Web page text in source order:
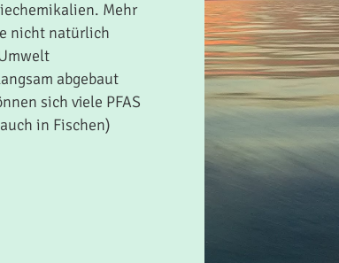
Mehr
nicht natürlich
abgebaut
sich viele PFAS
in Fischen)